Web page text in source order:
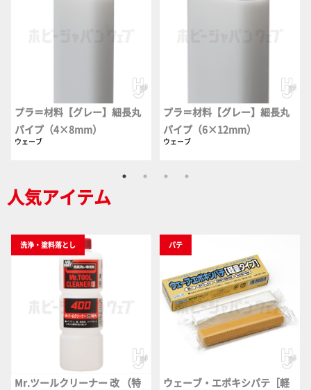
プラ＝材料【グレー】細長丸
パイプ（4×8mm）
ウェーブ
プラ＝材料【グレー】細長丸
パイプ（6×12mm）
ウェーブ
人気アイテム
洗浄・塗料落とし
Mr.ツールクリーナー 改 （特
パテ
ウェーブ・エポキシパテ［軽